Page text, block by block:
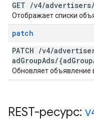
GET /v4/advertisers/
Отображает списки
patch
PATCH /v4/
adGroupAds/{adGroup
Обновляет объявление
REST-ресурс: